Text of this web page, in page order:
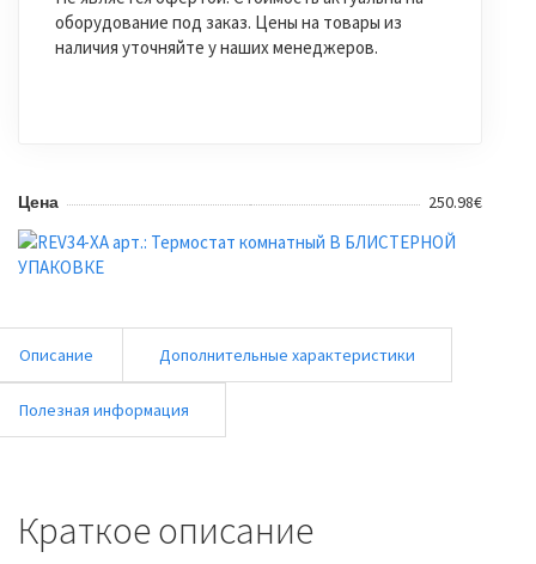
оборудование под заказ. Цены на товары из
наличия уточняйте у наших менеджеров.
Цена 250.98€
Описание Дополнительные характеристики
Полезная информация
Краткое описание